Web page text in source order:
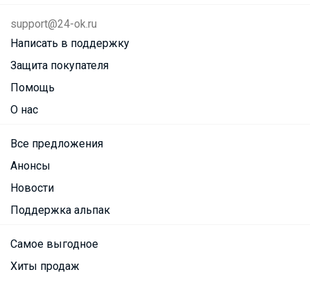
support@24-ok.ru
Написать в поддержку
Защита покупателя
Помощь
О нас
Все предложения
Анонсы
Новости
Поддержка альпак
Самое выгодное
Хиты продаж